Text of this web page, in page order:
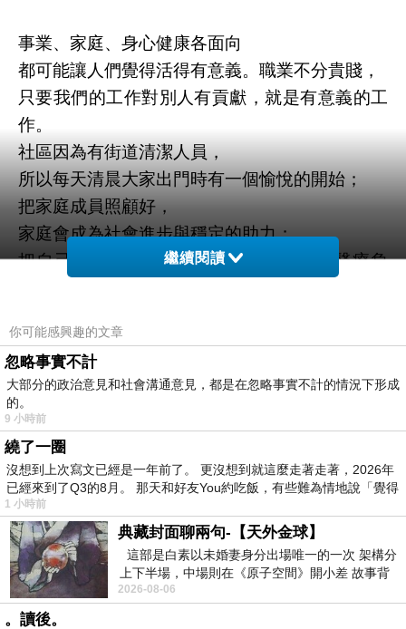
事業、家庭、身心健康各面向
都可能讓人們覺得活得有意義。職業不分貴賤，
只要我們的工作對別人有貢獻，就是有意義的工
作。
社區因為有街道清潔人員，
所以每天清晨大家出門時有一個愉悅的開始；
把家庭成員照顧好，
家庭會成為社會進步與穩定的助力；
把自己的身心照顧好，可以減少社會的醫療負
覺得活得有意義不僅讓自己快樂，也促進別人的
快樂。
經由工作我們可以很直接地樂人樂己。
有的人喜歡開玩笑說會讓自己快樂的是
錢多、事少、離家近的好工作，這種工作只有作
夢時才有，
現實世界的工作不僅無法完全讓人如意，
不喜歡自己的工作是一種常態，
許多人想達到「財富自由」而能早點退休
即與工作不盡如人意有關。
繼續閱讀
你可能感興趣的文章
忽略事實不計
大部分的政治意見和社會溝通意見，都是在忽略事實不計的情況下形成
的。
9 小時前
繞了一圈
沒想到上次寫文已經是一年前了。 更沒想到就這麼走著走著，2026年
已經來到了Q3的8月。 那天和好友You約吃飯，有些難為情地說「覺得
1 小時前
典藏封面聊兩句-【天外金球】
這部是白素以未婚妻身分出場唯一的一次 架構分
上下半場，中場則在《原子空間》開小差 故事背
景影射西藏境外流亡 地下組織
2026-08-06
。讀後。